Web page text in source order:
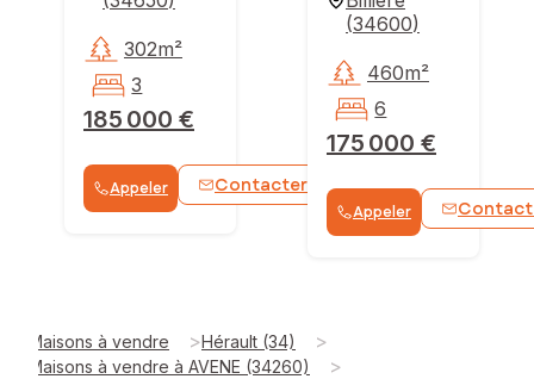
185 000 €
302m²
3
Appeler Contacter WhatsApp
(34600)
175 000 €
460m²
6
Appeler
Maisons à vendre >Hérault (34) >
Maisons à vendre à AVENE (34260) >